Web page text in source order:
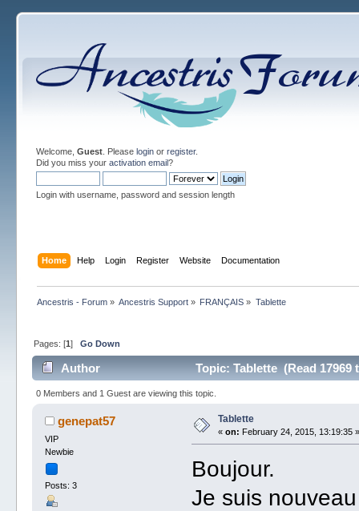
Welcome, Guest. Please loginor register.
Did you miss your activation email?
Login with username, password and session length
Home Help Login Register Website Documentation
Ancestris - Forum» Ancestris Support » FRANÇAIS » Tablette
Pages: [1] Go Down
Author Topic: Tablette (Read 17969
0 Members and 1 Guest are viewing this topic.
genepat57
VIP
Newbie
Posts: 3
Tablette
« on: February 24, 2015, 13:19:35 »
Boujour.
Je suis